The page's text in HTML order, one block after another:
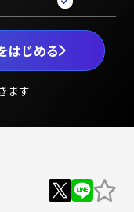
はじめる
ます